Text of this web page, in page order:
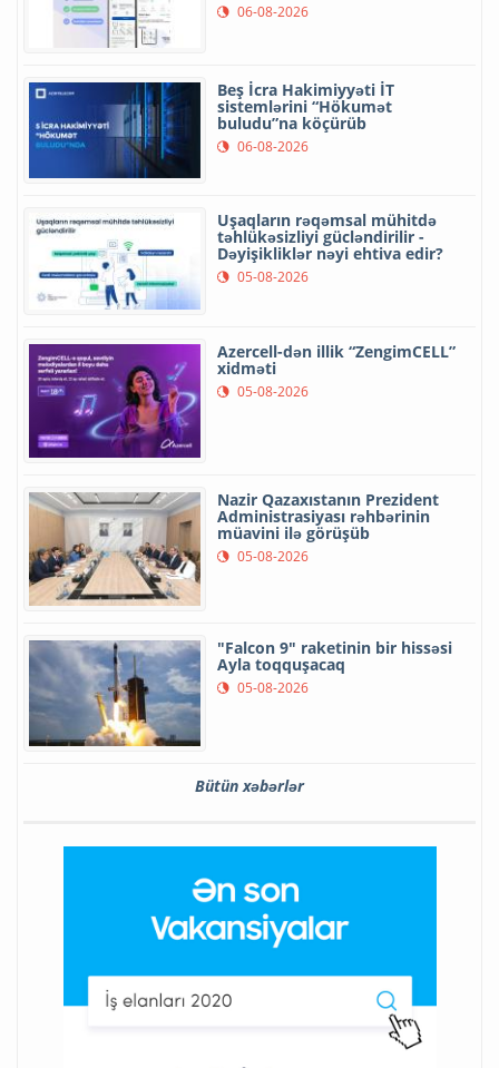
06-08-2026
Beş İcra Hakimiyyəti İT
sistemlərini “Hökumət
buludu”na köçürüb
06-08-2026
Uşaqların rəqəmsal mühitdə
təhlükəsizliyi gücləndirilir -
Dəyişikliklər nəyi ehtiva edir?
05-08-2026
Azercell-dən illik “ZengimCELL”
xidməti
05-08-2026
Nazir Qazaxıstanın Prezident
Administrasiyası rəhbərinin
müavini ilə görüşüb
05-08-2026
"Falcon 9" raketinin bir hissəsi
Ayla toqquşacaq
05-08-2026
Bütün xəbərlər